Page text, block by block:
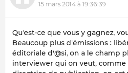
15 mars 2014 à 19:36:39
Qu'est-ce que vous y gagnez,
Beaucoup plus d'émissions :
éditoriale d'@si, on a le champ
interviewer qui on veut, comme